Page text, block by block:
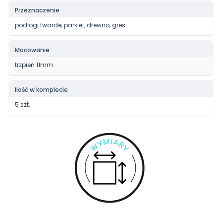
Przeznaczenie
podłogi twarde, parkiet, drewno, gres
Mocowanie
trzpień 11mm
Ilość w komplecie
5 szt.